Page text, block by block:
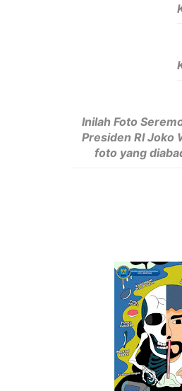
Inilah Foto
Presiden RI Joko
foto yang